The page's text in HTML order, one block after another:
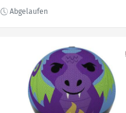
Home-Einsteigerpaket